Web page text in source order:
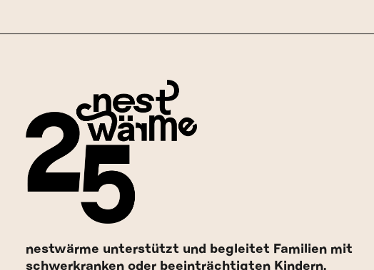
nestwärme unterstützt und begleitet Familien mit
schwerkranken oder beeinträchtigten Kindern.